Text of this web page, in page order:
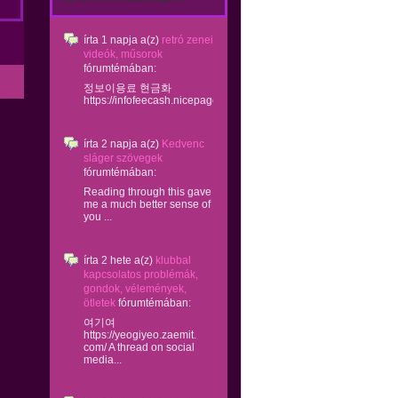
írta 1 napja a(z) retró zenei
videók, műsorok
fórumtémában:
정보이용료 현금화
https://infofeecash.nicepage...
írta 2 napja a(z) Kedvenc
sláger szövegek
fórumtémában:
Reading through this gave
me a much better sense of
you ...
írta 2 hete a(z) klubbal
kapcsolatos problémák,
gondok, vélemények,
ötletek fórumtémában:
여기여
https://yeogiyeo.zaemit.
com/ A thread on social
media...